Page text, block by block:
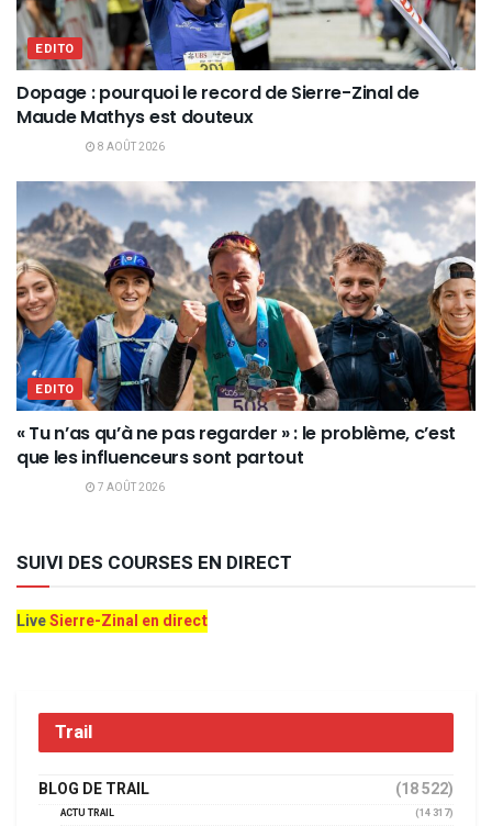
EDITO
Dopage : pourquoi le record de Sierre-Zinal de
Maude Mathys est douteux
8 AOÛT 2026
EDITO
« Tu n’as qu’à ne pas regarder » : le problème, c’est
que les influenceurs sont partout
7 AOÛT 2026
SUIVI DES COURSES EN DIRECT
LiveSierre-Zinal en direct
Trail
BLOG DE TRAIL (18 522)
ACTU TRAIL
(14 317)